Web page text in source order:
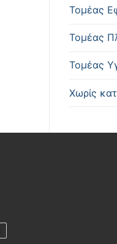
Τομέας
Τομέας
Τομέας
Χωρίς